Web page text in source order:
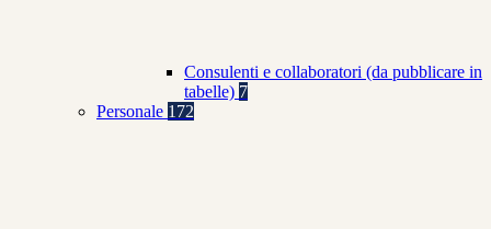
Consulenti e collaboratori (da pubblicare in
tabelle) 7
Personale 172